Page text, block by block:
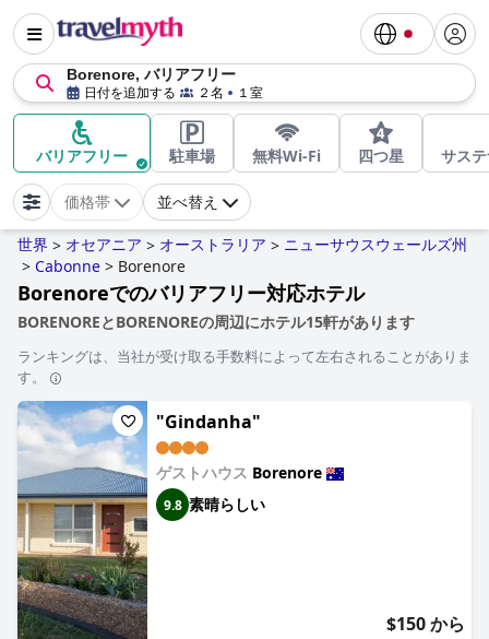
Borenore, バリアフリー
日付を追加する ２名 １室
バリアフリー 駐車場 無料Wi-Fi 四つ星 サス
価格帯 並べ替え
世界 > オセアニア > オーストラリア > ニューサウスウェールズ州
> Cabonne > Borenore
Borenoreでのバリアフリー対応ホテル
BORENOREとBORENOREの周辺にホテル15軒があります
ランキングは、当社が受け取る手数料によって左右されることがありま
す。
"Gindanha"
ゲストハウス Borenore
9.8 素晴らしい
$150 から